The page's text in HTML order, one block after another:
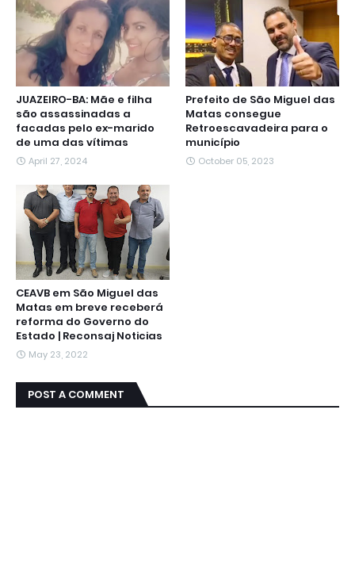
JUAZEIRO-BA: Mãe e filha
são assassinadas a
facadas pelo ex-marido
de uma das vítimas
April 27, 2024
Prefeito de São Miguel das
Matas consegue
Retroescavadeira para o
município
October 05, 2023
CEAVB em São Miguel das
Matas em breve receberá
reforma do Governo do
Estado | Reconsaj Noticias
May 23, 2022
POST A COMMENT